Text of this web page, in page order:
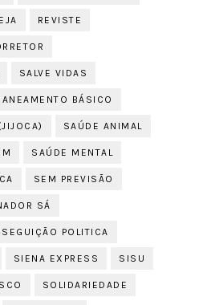
REVISTE
SALVE VIDAS
BÁSICO
SAÚDE ANIMAL
SAÚDE MENTAL
SEM PREVISÃO
SÁ
POLITICA
SIENA EXPRESS SISU
SOLIDARIEDADE